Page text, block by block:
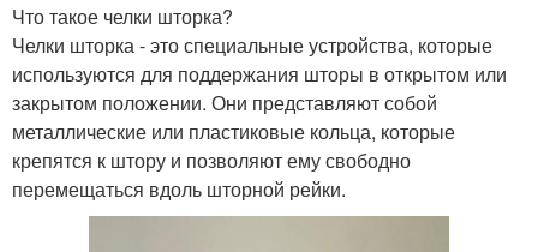
Что такое челки шторка?
Челки шторка - это специальные устройства, которые
используются для поддержания шторы в открытом или
закрытом положении. Они представляют собой
металлические или пластиковые кольца, которые
крепятся к штору и позволяют ему свободно
перемещаться вдоль шторной рейки.